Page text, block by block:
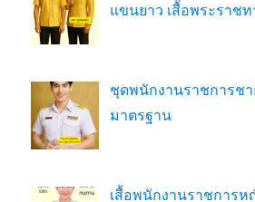
แขนยาว เสื้อพระราช
ชุดพนักงานราชการช
มาตรฐาน
เสื้อพนักงานราชการ